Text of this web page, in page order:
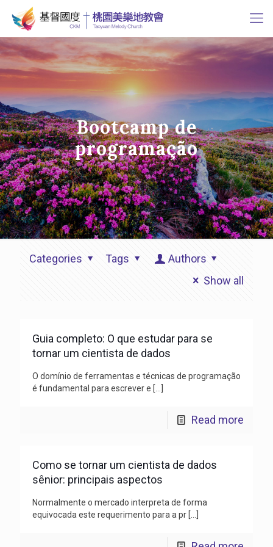
Bootcamp de
programação
Categories Tags
Authors
Show all
Guia completo: O que estudar para se
tornar um cientista de dados
O domínio de ferramentas e técnicas de programação
é fundamental para escrever e […]
Read more
Como se tornar um cientista de dados
sênior: principais aspectos
Normalmente o mercado interpreta de forma
equivocada este requerimento para a pr […]